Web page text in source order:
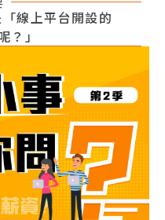
線上平台開設的
？」